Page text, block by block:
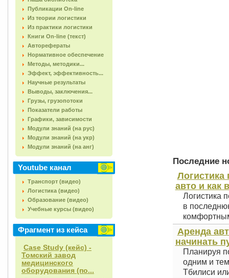
Публикации On-line
Из теории логистики
Из практики логистики
Книги On-line (текст)
Авторефераты
Нормативное обеспечение
Методы, методики...
Эффект, эффективность...
Научные результаты
Выводы, заключения...
Грузы, грузопотоки
Показатели работы
Графики, зависимости
Модули знаний (на рус)
Модули знаний (на укр)
Модули знаний (на анг)
Youtube канал
Транспорт (видео)
Логистика (видео)
Образование (видео)
Учебные курсы (видео)
Фрагмент из кейса
Case Study (кейс) -
Томский завод
медицинского
оборудования (по...
Последние
Логистика
авто и как
Логистика
в
Аренда
начинать
Планируя
одним и
Тбилиси